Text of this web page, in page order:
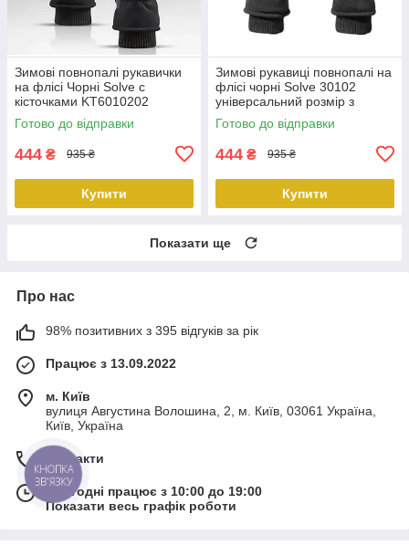
Зимові повнопалі рукавички
на флісі Чорні Solve c
кісточками KT6010202
PeremogaUA
Готово до відправки
444 ₴ 935 ₴
Купити
Зимові рукавиці повнопалі на
флісі чорні Solve 30102
універсальний розмір з
кісточками.PeremogaUA
Готово до відправки
444 ₴ 935 ₴
Купити
Показати ще
Про нас
98% позитивних з 395 відгуків за рік
Працює з 13.09.2022
м. Київ
вулиця Августина Волошина, 2, м. Київ, 03061 Україна,
Київ, Україна
Контакти
Сьогодні працює з 10:00 до 19:00
Показати весь графік роботи
КНОПКА
ЗВ'ЯЗКУ